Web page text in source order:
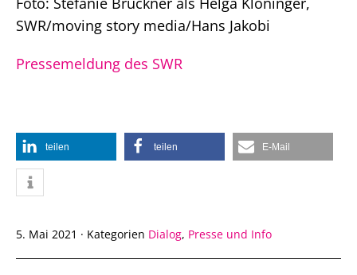
SWR/moving story media/Hans Jakobi
Pressemeldung des SWR
teilen teilen E-Mail
5. Mai 2021 · Kategorien Dialog, Presse und Info